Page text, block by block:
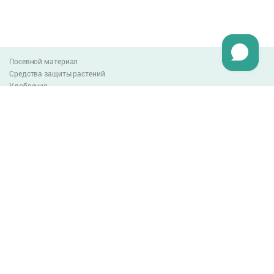
Посевной материал
Средства защиты растений
Удобрения